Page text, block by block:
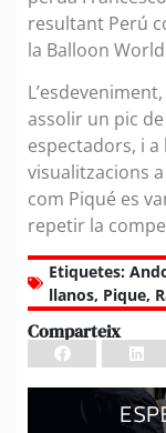
resultant Perú
la Balloon
assolir un pic
espectadors, i a
visualitzacions
com Piqué es
repetir la
Etiquetes:
llanos, Pique,
Comparteix